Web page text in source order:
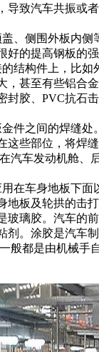
导致汽车共振或
、侧围外板内
好的提高钢板的
结构件上，比
，甚至有些铝合
封胶、PVC抗石
件之间的焊缝
这些部位，将焊
汽车发动机舱
在车身地板下
地板及轮拱的击
玻璃胶。汽车的
剂。涂胶是汽车
般都是由机械